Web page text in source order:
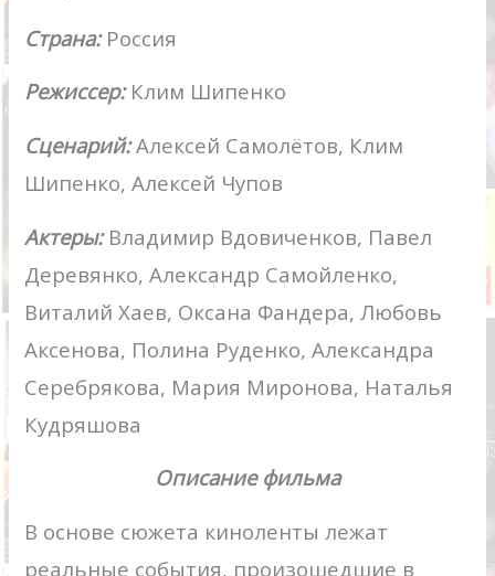
Страна: Россия
Режиссер: Клим Шипенко
Сценарий:Алексей Самолётов, Клим
Шипенко, Алексей Чупов
Актеры: Владимир Вдовиченков, Павел
Деревянко, Александр Самойленко,
Виталий Хаев, Оксана Фандера, Любовь
Аксенова, Полина Руденко, Александра
Серебрякова, Мария Миронова, Наталья
Кудряшова
Описание фильма
В основе сюжета киноленты лежат
реальные события, произошедшие в